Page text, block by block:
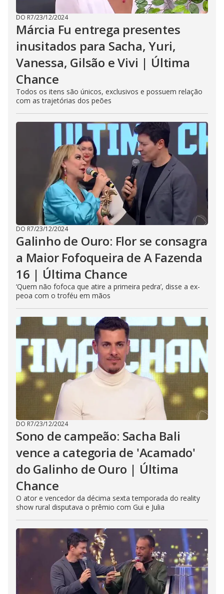
DO R7/23/12/2024
Márcia Fu entrega presentes
inusitados para Sacha, Yuri,
Vanessa, Gilsão e Vivi | Última
Chance
Todos os itens são únicos, exclusivos e possuem relação
com as trajetórias dos peões
DO R7/23/12/2024
Galinho de Ouro: Flor se consagra
a Maior Fofoqueira de A Fazenda
16 | Última Chance
‘Quem não fofoca que atire a primeira pedra’, disse a ex-
peoa com o troféu em mãos
DO R7/23/12/2024
Sono de campeão: Sacha Bali
vence a categoria de 'Acamado'
do Galinho de Ouro | Última
Chance
O ator e vencedor da décima sexta temporada do reality
show rural disputava o prêmio com Gui e Julia